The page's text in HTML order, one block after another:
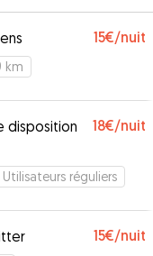
15€/nuit
km
disposition
18€/nuit
Utilisateurs réguliers
15€/nuit